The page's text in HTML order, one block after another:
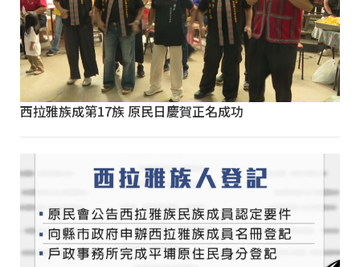
西拉雅族成第17族 原民日慶賀正名成功